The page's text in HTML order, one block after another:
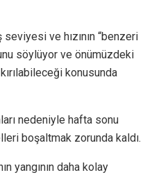
seviyesi ve hızının “benzeri
söylüyor ve önümüzdeki
konusunda
nedeniyle hafta sonu
boşaltmak zorunda kaldı.
yangının daha kolay